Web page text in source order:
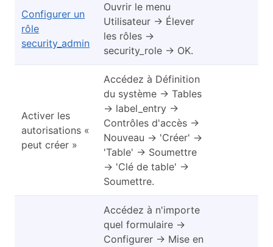
Configurer un
rôle
security_admin
Ouvrir le menu
Utilisateur → Élever
les rôles →
security_role → OK.
Activer les
autorisations «
peut créer »
Accédez à Définition
du système → Tables
→ label_entry →
Contrôles d'accès →
Nouveau → 'Créer' →
'Table' → Soumettre
→ 'Clé de table' →
Soumettre.
Accédez à n'importe
quel formulaire →
Configurer → Mise en